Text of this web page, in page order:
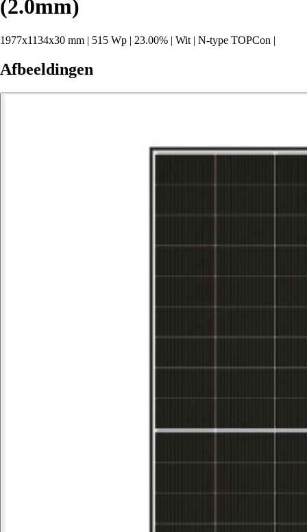
(2.0mm)
1977x1134x30 mm | 515 Wp | 23.00% | Wit | N-type TOPCon |
Afbeeldingen